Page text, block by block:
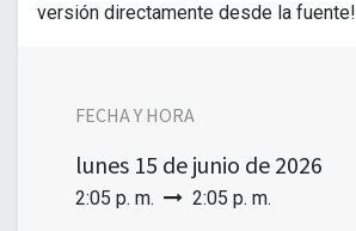
versión directamente desde la fuente!
FECHA Y HORA
lunes 15 de junio de 2026
2:05 p. m. 2:05 p. m.